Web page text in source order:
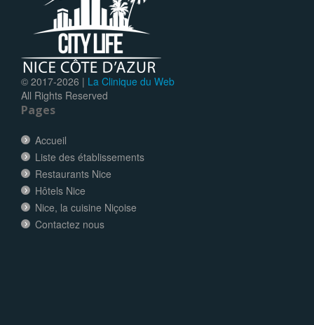
© 2017-2026 | La Clinique du Web
All Rights Reserved
Pages
Accueil
Liste des établissements
Restaurants Nice
Hôtels Nice
Nice, la cuisine Niçoise
Contactez nous